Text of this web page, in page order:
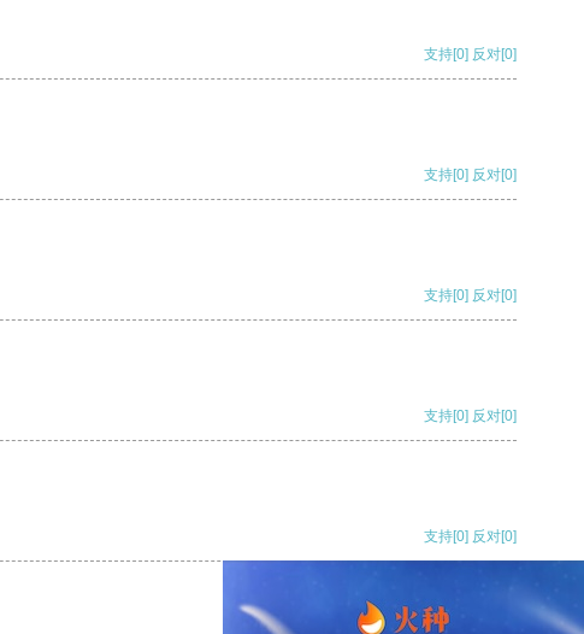
支持[0] 反对[0]
支持[0] 反对[0]
支持[0] 反对[0]
支持[0] 反对[0]
支持[0] 反对[0]